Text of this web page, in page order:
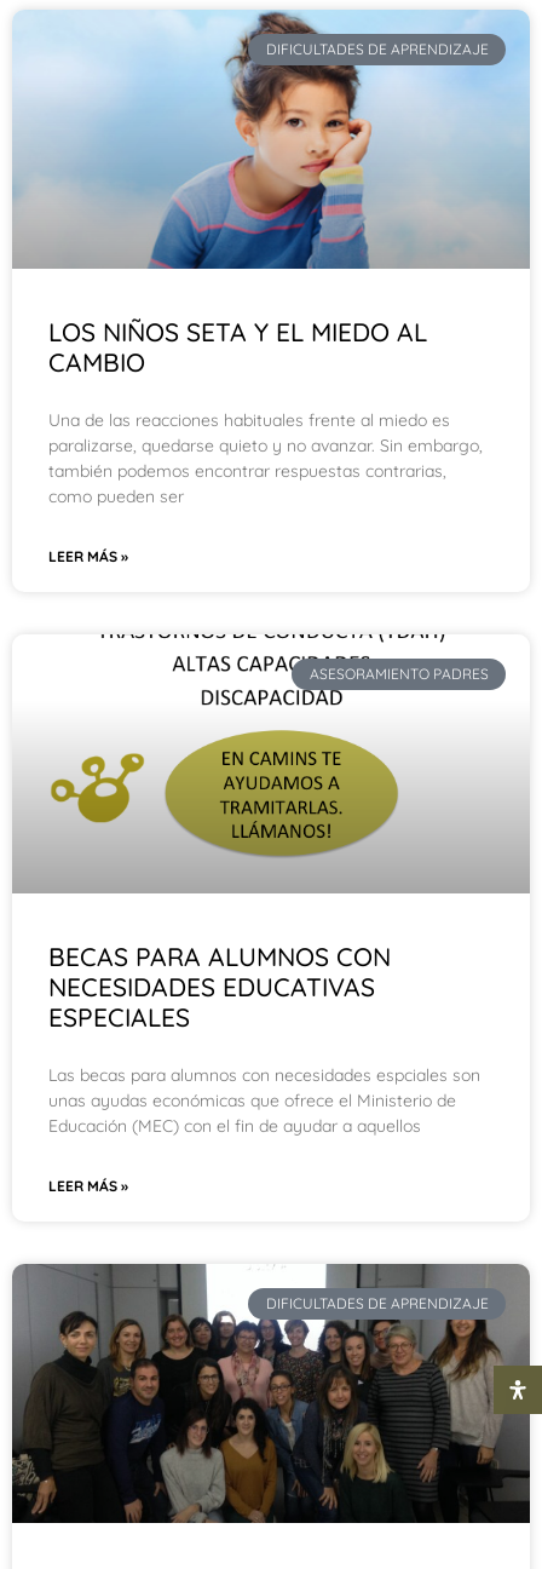
DIFICULTADES DE APRENDIZAJE
LOS NIÑOS SETA Y EL MIEDO AL
CAMBIO
Una de las reacciones habituales frente al miedo es
paralizarse, quedarse quieto y no avanzar. Sin embargo,
también podemos encontrar respuestas contrarias,
como pueden ser
LEER MÁS »
ASESORAMIENTO PADRES
BECAS PARA ALUMNOS CON
NECESIDADES EDUCATIVAS
ESPECIALES
Las becas para alumnos con necesidades espciales son
unas ayudas económicas que ofrece el Ministerio de
Educación (MEC) con el fin de ayudar a aquellos
LEER MÁS »
DIFICULTADES DE APRENDIZAJE